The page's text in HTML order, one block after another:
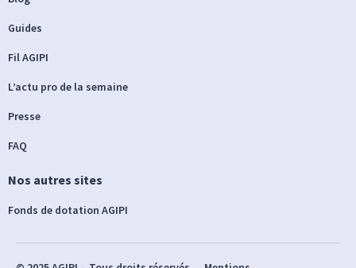
Guides
Fil AGIPI
L’actu pro de la semaine
Presse
FAQ
Nos autres sites
Fonds de dotation AGIPI